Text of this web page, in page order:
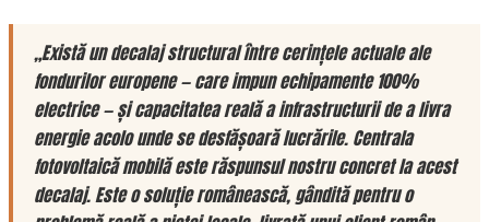
„Există un decalaj structural între cerințele actuale ale
fondurilor europene — care impun echipamente 100%
electrice — și capacitatea reală a infrastructurii de a livra
energie acolo unde se desfășoară lucrările. Centrala
fotovoltaică mobilă este răspunsul nostru concret la acest
decalaj. Este o soluție românească, gândită pentru o